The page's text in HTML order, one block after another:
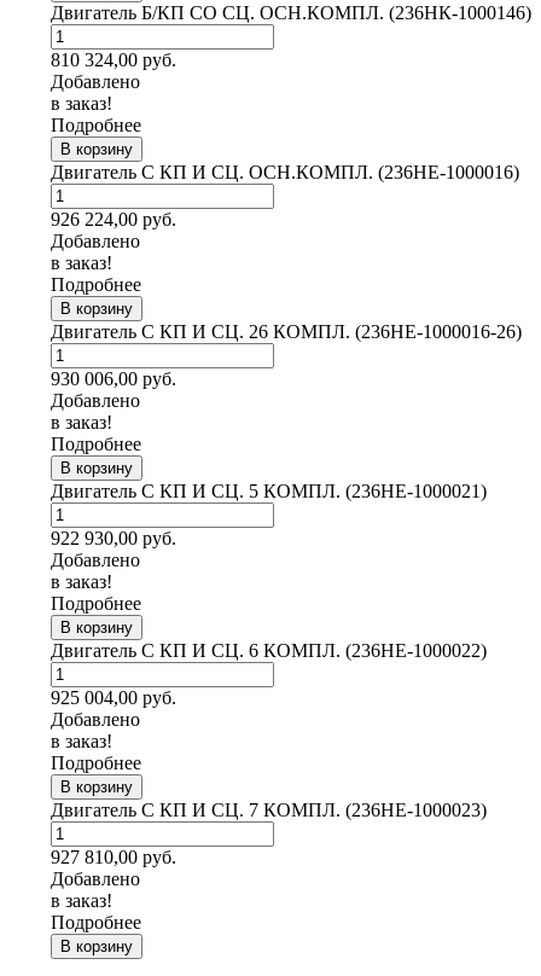
Двигатель Б/КП СО СЦ. ОСН.КОМПЛ. (236НК-1000146)
810 324,00 руб.
Добавлено
в заказ!
Подробнее
В корзину
Двигатель С КП И СЦ. ОСН.КОМПЛ. (236НЕ-1000016)
926 224,00 руб.
Добавлено
в заказ!
Подробнее
В корзину
Двигатель С КП И СЦ. 26 КОМПЛ. (236НЕ-1000016-26)
930 006,00 руб.
Добавлено
в заказ!
Подробнее
В корзину
Двигатель С КП И СЦ. 5 КОМПЛ. (236НЕ-1000021)
922 930,00 руб.
Добавлено
в заказ!
Подробнее
В корзину
Двигатель С КП И СЦ. 6 КОМПЛ. (236НЕ-1000022)
925 004,00 руб.
Добавлено
в заказ!
Подробнее
В корзину
Двигатель С КП И СЦ. 7 КОМПЛ. (236НЕ-1000023)
927 810,00 руб.
Добавлено
в заказ!
Подробнее
В корзину